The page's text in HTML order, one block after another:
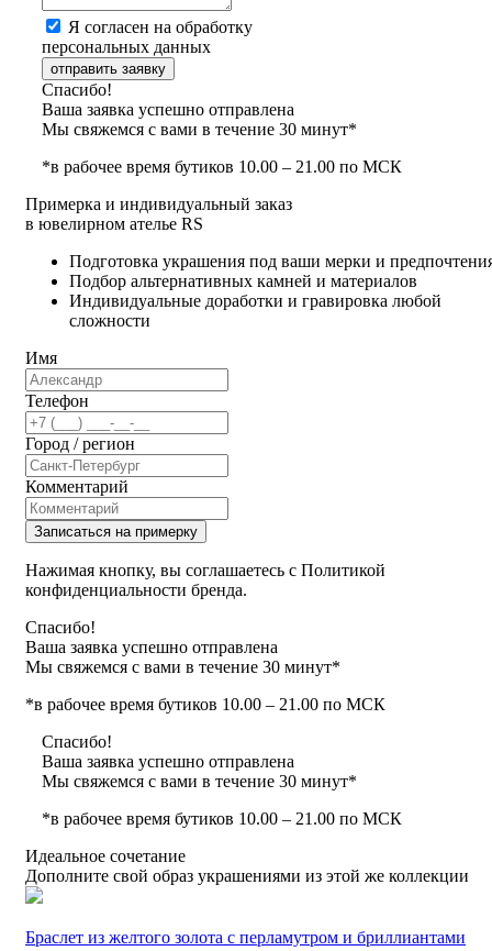
Я согласен на обработку
персональных данных
отправить заявку
Спасибо!
Ваша заявка успешно отправлена
Мы свяжемся с вами в течение 30 минут*
*в рабочее время бутиков 10.00 – 21.00 по МСК
Примерка и индивидуальный заказ
в ювелирном ателье RS
Подготовка украшения под ваши мерки и
Подбор альтернативных камней и материалов
Индивидуальные доработки и гравировка любой
сложности
Имя
Телефон
Город / регион
Комментарий
Записаться на примерку
Нажимая кнопку, вы соглашаетесь с Политикой
конфиденциальности бренда.
Спасибо!
Ваша заявка успешно отправлена
Мы свяжемся с вами в течение 30 минут*
*в рабочее время бутиков 10.00 – 21.00 по МСК
Спасибо!
Ваша заявка успешно отправлена
Мы свяжемся с вами в течение 30 минут*
*в рабочее время бутиков 10.00 – 21.00 по МСК
Идеальное сочетание
Дополните свой образ украшениями из этой же коллекции
Браслет из желтого золота с перламутром и бриллиантами